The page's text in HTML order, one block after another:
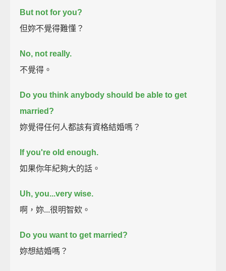
But not for you?
但妳不覺得難懂？
No, not really.
不覺得。
Do you think anybody should be able to get
married?
妳覺得任何人都該有資格結婚嗎？
If you're old enough.
如果你年紀夠大的話。
Uh, you...very wise.
啊，妳...很明智欸。
Do you want to get married?
妳想結婚嗎？